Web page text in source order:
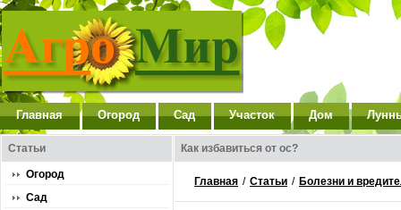
Главная Огород Сад Участок Дом
Статьи
Огород
Сад
Как избавиться от ос?
Главная / Статьи / Болезни и